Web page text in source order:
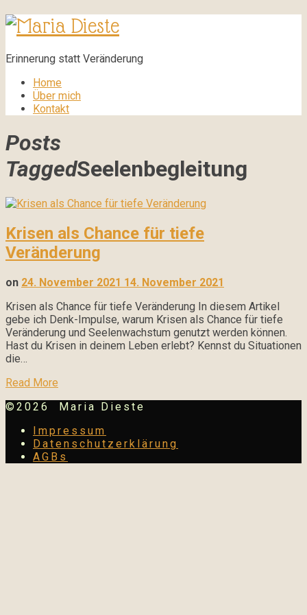
Maria
Erinnerung statt Veränderung
Home
Über mich
Kontakt
Posts
TaggedSeelenbegleitung
Krisen als Chance für tiefe
Veränderung
on 24. November 2021 14. November 2021
Krisen als Chance für tiefe Veränderung In diesem Artikel
gebe ich Denk-Impulse, warum Krisen als Chance für tiefe
Veränderung und Seelenwachstum genutzt werden können.
Hast du Krisen in deinem Leben erlebt? Kennst du Situationen
die…
Read More
©2026 Maria Dieste
Impressum
Datenschutzerklärung
AGBs